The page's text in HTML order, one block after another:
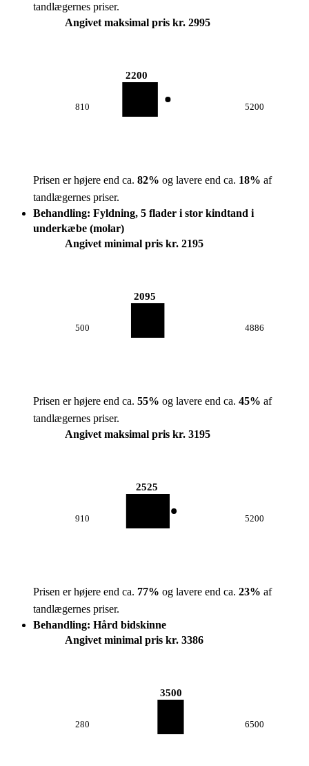
tandlægernes priser.
Angivet maksimal pris kr. 2995
810
2200
5200
Prisen er højere end ca. 82% og lavere end ca. 18% af
tandlægernes priser.
Behandling: Fyldning, 5 flader i stor kindtand i
underkæbe (molar)
Angivet minimal pris kr. 2195
500
2095
4886
Prisen er højere end ca. 55% og lavere end ca. 45% af
tandlægernes priser.
Angivet maksimal pris kr. 3195
910
2525
5200
Prisen er højere end ca. 77% og lavere end ca. 23% af
tandlægernes priser.
Behandling: Hård bidskinne
Angivet minimal pris kr. 3386
280
3500
6500